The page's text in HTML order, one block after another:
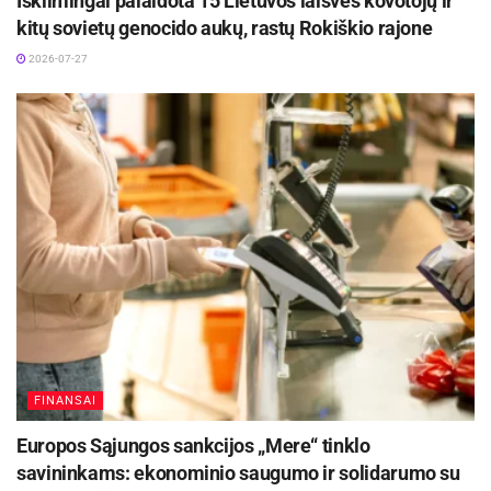
R. Keliuotytės nuotr.
Dar 40 000 eurų skirta kasmetiniam seniūnijų
pastatų remontui. Juodupės seniūnijos pastato
remontui skirta 6390 eurų, Jūžintų – 3160 eurų,
Kamajų – 3920 eurų, Kazliškio – 1280 eurų,
kitų sovietų genocido aukų, rastų Rokiškio rajone
2026-07-27
FINANSAI
Europos Sąjungos sankcijos „Mere“ tinklo
savininkams: ekonominio saugumo ir solidarumo su